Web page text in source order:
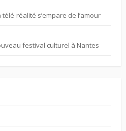
télé-réalité s’empare de l’amour
festival culturel à Nantes